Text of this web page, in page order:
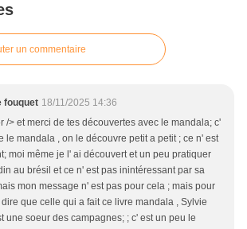
un commentaire
fouquet 18/11/2025 14:36
/> et merci de tes découvertes avec le mandala; c'
le mandala , on le découvre petit a petit ; ce n' est
moi même je l' ai découvert et un peu pratiquer
au brésil et ce n' est pas inintéressant par sa
mon message n' est pas pour cela ; mais pour
que celle qui a fait ce livre mandala , Sylvie
une soeur des campagnes; ; c' est un peu le